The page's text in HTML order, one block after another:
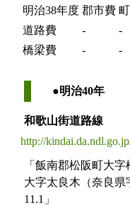
明治38年度 郡市費
道路費
- -
橋梁費
- -
●明治40年
和歌山街道路線
http://
「飯南郡松阪町大
大字太良木（奈良
11.1」